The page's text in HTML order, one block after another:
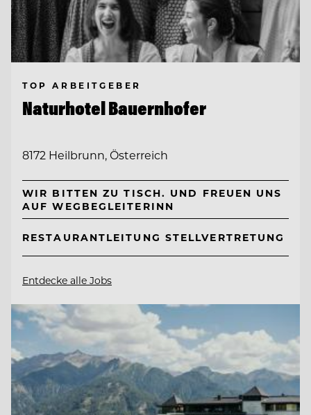
TOP ARBEITGEBER
Naturhotel Bauernhofer
8172 Heilbrunn, Österreich
WIR BITTEN ZU TISCH. UND FREUEN UNS
AUF WEGBEGLEITERINN
RESTAURANTLEITUNG STELLVERTRETUNG
Entdecke alle Jobs